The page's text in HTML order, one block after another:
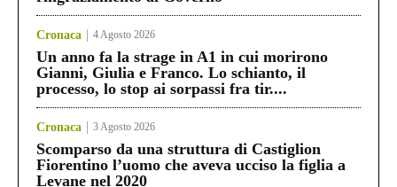
Cronaca 4 Agosto 2026
Un anno fa la strage in A1 in cui morirono
Gianni, Giulia e Franco. Lo schianto, il
processo, lo stop ai sorpassi fra tir....
Cronaca 3 Agosto 2026
Scomparso da una struttura di Castiglion
Fiorentino l’uomo che aveva ucciso la figlia a
Levane nel 2020